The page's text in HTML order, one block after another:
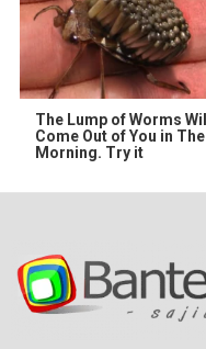
The Lump of Worms Will
Come Out of You in The
Morning. Try it